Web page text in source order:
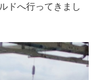
ドへ行ってきまし